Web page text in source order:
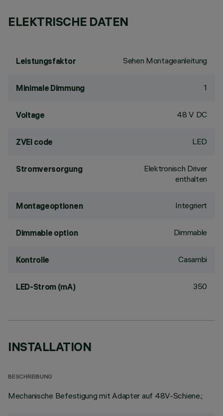
ELEKTRISCHE DATEN
Leistungsfaktor Sehen Montageanleitung
Minimale Dimmung 1
Voltage 48 V DC
ZVEI code LED
Stromversorgung
Elektronisch Driver
enthalten
Montageoptionen Integriert
Dimmable option Dimmable
Kontrolle Casambi
LED-Strom (mA) 350
INSTALLATION
BESCHREIBUNG
Mechanische Befestigung mit Adapter auf 48V-Schiene.;